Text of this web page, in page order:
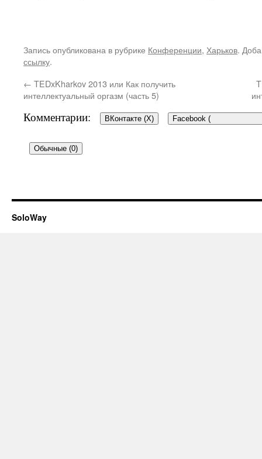
Запись опубликована в рубрике Конференции, Харьков.
ссылку.
← TEDxKharkov 2013 или Как получить
интеллектуальный оргазм (часть 5)
Комментарии: ВКонтакте (X) Facebook (
Обычные (0)
Добавить комментарий
SoloWay